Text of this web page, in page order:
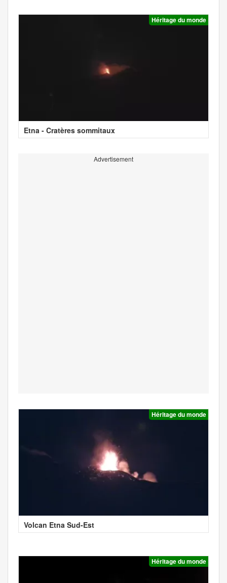
Héritage du monde
Etna - Cratères sommitaux
Advertisement
Héritage du monde
Volcan Etna Sud-Est
Héritage du monde